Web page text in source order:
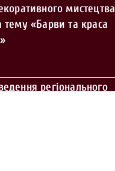
мистецтва
«Барви та краса
регіонального